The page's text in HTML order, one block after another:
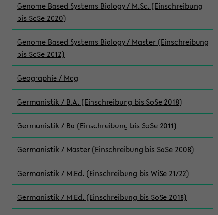
Genome Based Systems Biology / M.Sc. (Einschreibung
bis SoSe 2020)
Genome Based Systems Biology / Master (Einschreibung
bis SoSe 2012)
Geographie / Mag
Germanistik / B.A. (Einschreibung bis SoSe 2018)
Germanistik / Ba (Einschreibung bis SoSe 2011)
Germanistik / Master (Einschreibung bis SoSe 2008)
Germanistik / M.Ed. (Einschreibung bis WiSe 21/22)
Germanistik / M.Ed. (Einschreibung bis SoSe 2018)